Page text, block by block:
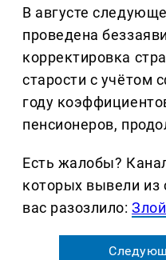
В августе
проведена
корректировка
старости с учётом
году
пенсионеров,
Есть жалобы?
которых вывели из
вас разозлило: